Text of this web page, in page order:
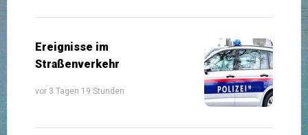
Ereignisse im
Straßenverkehr
vor 3 Tagen 19 Stunden